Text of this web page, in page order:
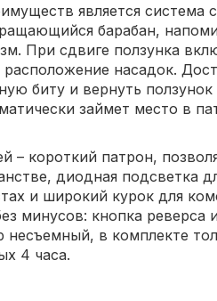
является система
барабан,
При сдвиге ползунка
насадок.
биту и вернуть
займет место в
– короткий патрон,
диодная подсветка
и широкий курок для
минусов: кнопка реверса
несъемный, в комплекте
4 часа.